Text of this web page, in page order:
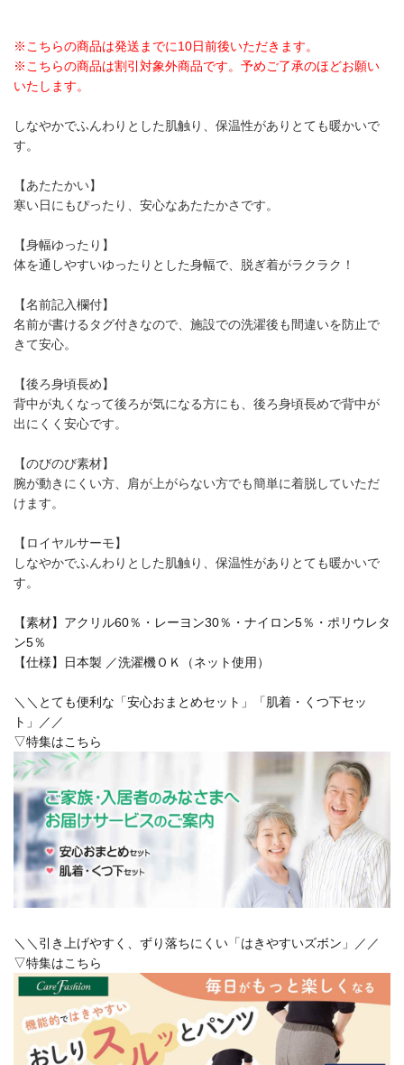
※こちらの商品は発送までに10日前後いただきます。
※こちらの商品は割引対象外商品です。予めご了承のほどお願い
いたします。
しなやかでふんわりとした肌触り、保温性がありとても暖かいで
す。
【あたたかい】
寒い日にもぴったり、安心なあたたかさです。
【身幅ゆったり】
体を通しやすいゆったりとした身幅で、脱ぎ着がラクラク！
【名前記入欄付】
名前が書けるタグ付きなので、施設での洗濯後も間違いを防止で
きて安心。
【後ろ身頃長め】
背中が丸くなって後ろが気になる方にも、後ろ身頃長めで背中が
出にくく安心です。
【のびのび素材】
腕が動きにくい方、肩が上がらない方でも簡単に着脱していただ
けます。
【ロイヤルサーモ】
しなやかでふんわりとした肌触り、保温性がありとても暖かいで
す。
【素材】アクリル60％・レーヨン30％・ナイロン5％・ポリウレタ
ン5％
【仕様】日本製 ／洗濯機ＯＫ（ネット使用）
＼＼とても便利な「安心おまとめセット」「肌着・くつ下セッ
ト」／／
▽特集はこちら
＼＼引き上げやすく、ずり落ちにくい「はきやすいズボン」／／
▽特集はこちら